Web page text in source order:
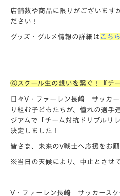
店舗数や商品に限りがございます
ださい！
グッズ・グルメ情報の詳細は こちら
⑥スクール生の想いを繋ぐ！『チ
日々V・ファーレン長崎 サッカ
り組む子どもたちが、憧れの選手
ジアムで「チーム対抗ドリブルリ
決定しました！
皆さま、未来のV戦士へ応援をお願
※当日の天候により、中止とさせ
V・ファーレン長崎 サッカースク